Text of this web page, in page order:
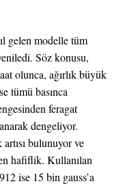
gelen modelle tüm
Söz konusu,
olunca, ağırlık büyük
tümü basınca
feragat
dengeliyor.
bulunuyor ve
hafiflik. Kullanılan
ise 15 bin gauss’a